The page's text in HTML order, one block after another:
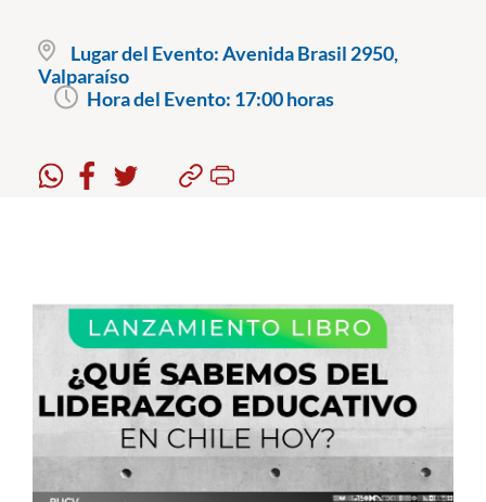
Pregrado
Postgrado
Formación Continua
Funcionarios
Alumni
Lugar del Evento:Avenida Brasil 2950,
Valparaíso
Hora del Evento: 17:00 horas